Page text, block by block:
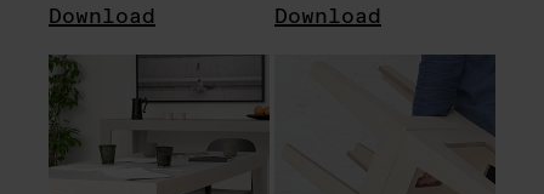
Download Download